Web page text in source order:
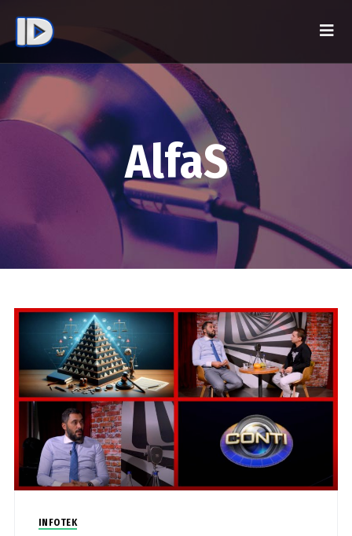
AlfaS
INFOTEK